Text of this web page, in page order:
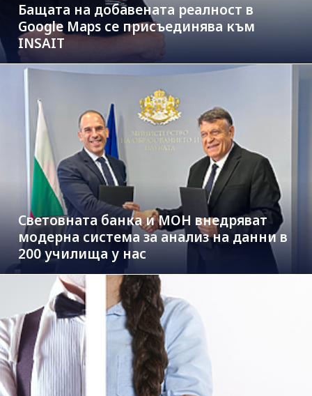
Бащата на добавената реалност в
Google Maps се присъединява към
INSAIT
Световната банка и МОН внедряват
модерна система за анализ на данни в
200 училища у нас